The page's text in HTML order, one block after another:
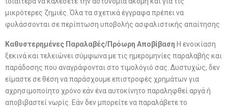
μικρότερες ζημιές. Όλα τα σχετικά έγγραφα πρέπει να
φυλάσσονται σε περίπτωση υποβολής ασφαλιστικής απαίτησης
Καθυστερημένες Παραλαβές/Πρόωρη Αποβίβαση Η ενοικίαση
ξεκινά και τελειώνει σύμφωνα με τις ημερομηνίες παραλαβής και
παράδοσης που αναγράφονται στο τιμολόγιό σας. Δυστυχώς, δεν
είμαστε σε θέση να παράσχουμε επιστροφές χρημάτων για
αχρησιμοποίητο χρόνο εάν ένα αυτοκίνητο παραληφθεί αργά ή
αποβιβαστεί νωρίς. Εάν δεν μπορείτε να παραλάβετε το